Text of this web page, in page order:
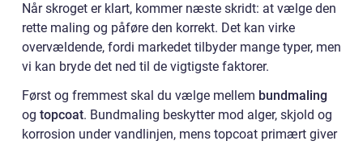
Når skroget er klart, kommer næste skridt: at vælge den
rette maling og påføre den korrekt. Det kan virke
overvældende, fordi markedet tilbyder mange typer, men
vi kan bryde det ned til de vigtigste faktorer.
Først og fremmest skal du vælge mellem bundmaling
og topcoat. Bundmaling beskytter mod alger, skjold og
korrosion under vandlinjen, mens topcoat primært giver